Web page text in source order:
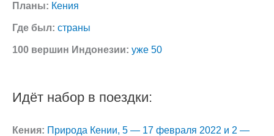
Планы: Кения
Где был: страны
100 вершин Индонезии: уже 50
Идёт набор в поездки:
Кения: Природа Кении, 5 — 17 февраля 2022 и 2 —